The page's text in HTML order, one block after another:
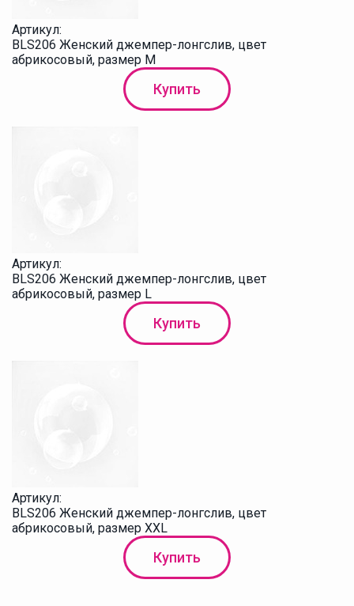
Артикул:
BLS206 Женский джемпер-лонгслив, цвет
абрикосовый, размер М
Купить
Артикул:
BLS206 Женский джемпер-лонгслив, цвет
абрикосовый, размер L
Купить
Артикул:
BLS206 Женский джемпер-лонгслив, цвет
абрикосовый, размер XXL
Купить